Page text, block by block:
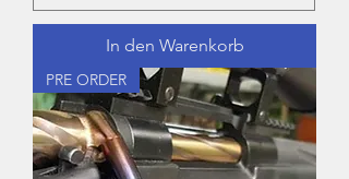
In den Warenkorb
PRE ORDER